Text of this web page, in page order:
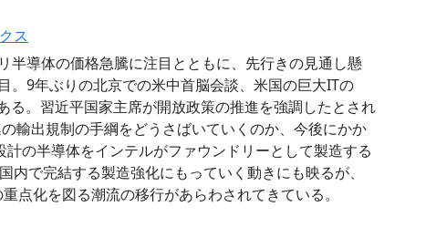
ス
半導体の価格急騰に注目とともに、先行きの見通し懸
。9年ぶりの北京での米中首脳会談、米国の巨大ITの
る。習近平国家主席が開放政策の推進を強調したとされ
輸出規制の手綱をどうさばいていくのか、今後にかか
の半導体をインテルがファウンドリーとして製造する
内で完結する製造強化にもっていく動きにも映るが、
点化を図る潮流の移行があらわされてきている。